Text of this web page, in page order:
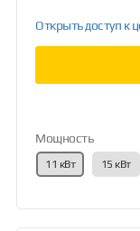
Открыть доступ к
Мощность
11 кВт 15 кВт